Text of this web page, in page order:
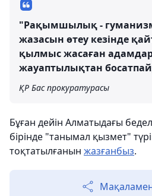
"Рақымшылық - гуманизм
жазасын өтеу кезінде
қылмыс жасаған
жауаптылықтан
ҚР Бас прокуратурасы
Бұған дейін Алматыдағы
бірінде "танымал қызмет"
тоқтатылғанын жазғанбыз.